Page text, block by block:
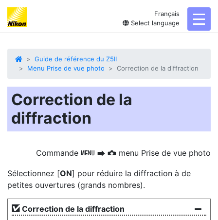
Français
Select language
Guide de référence du Z5II
Menu Prise de vue photo
Correction de la diffraction
Correction de la
diffraction
Commande G U C menu Prise de vue photo
Sélectionnez [ON] pour réduire la diffraction à de
petites ouvertures (grands nombres).
Correction de la diffraction